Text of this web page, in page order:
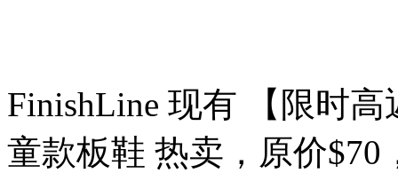
FinishLine 现有 【限时高
童款板鞋 热卖，原价$70